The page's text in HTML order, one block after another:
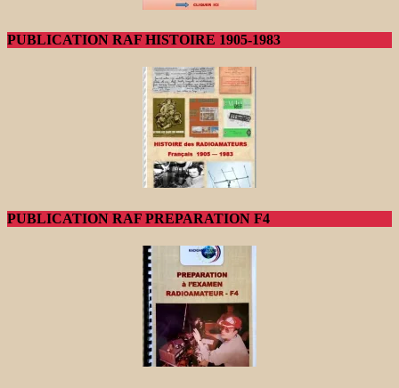
PUBLICATION RAF HISTOIRE 1905-1983
PUBLICATION RAF PREPARATION F4